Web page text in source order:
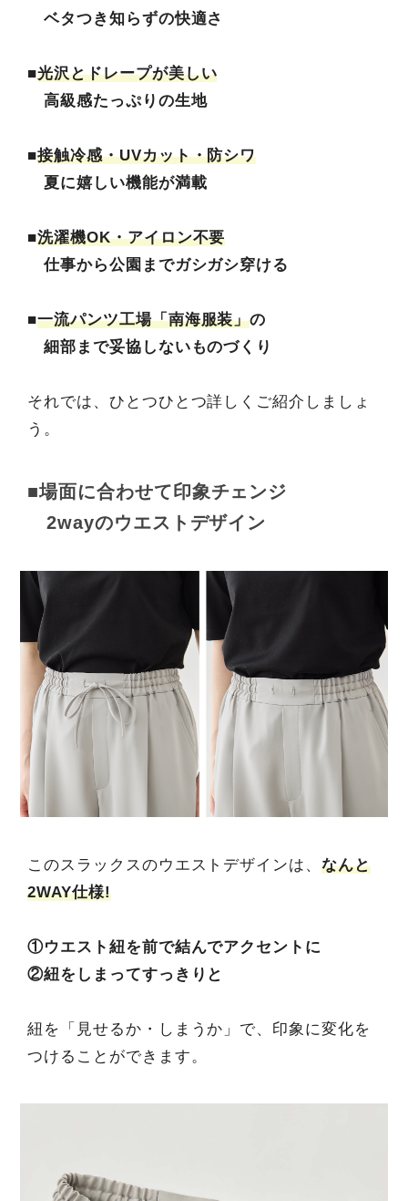
ベタつき知らずの快適さ
■光沢とドレープが美しい
高級感たっぷりの生地
■接触冷感・UVカット・防シワ
夏に嬉しい機能が満載
■洗濯機OK・アイロン不要
仕事から公園までガシガシ穿ける
■一流パンツ工場「南海服装」の
細部まで妥協しないものづくり
それでは、ひとつひとつ詳しくご紹介しましょ
う。
■場面に合わせて印象チェンジ
2wayのウエストデザイン
このスラックスのウエストデザインは、なんと
2WAY仕様!
①ウエスト紐を前で結んでアクセントに
②紐をしまってすっきりと
紐を「見せるか・しまうか」で、印象に変化を
つけることができます。